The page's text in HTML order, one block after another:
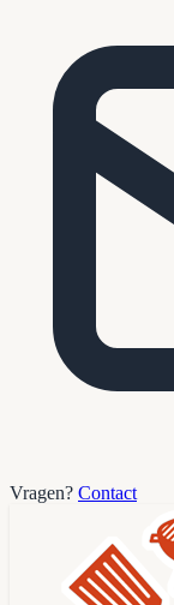
Vragen? Contact